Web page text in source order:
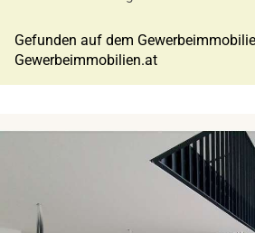
Gefunden auf dem
Gewerbeimmobilien.at